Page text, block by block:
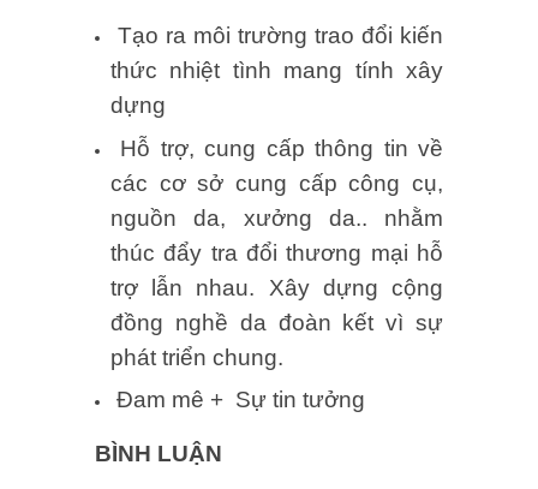
Tạo ra môi trường trao đổi kiến
thức nhiệt tình mang tính xây
dựng
Hỗ trợ, cung cấp thông tin về
các cơ sở cung cấp công cụ,
nguồn da, xưởng da.. nhằm
thúc đẩy tra đổi thương mại hỗ
trợ lẫn nhau. Xây dựng cộng
đồng nghề da đoàn kết vì sự
phát triển chung.
Đam mê + Sự tin tưởng
BÌNH LUẬN